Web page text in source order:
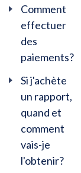
Comment
effectuer
des
paiements?
Si j'achète
un rapport,
quand et
comment
vais-je
l'obtenir?